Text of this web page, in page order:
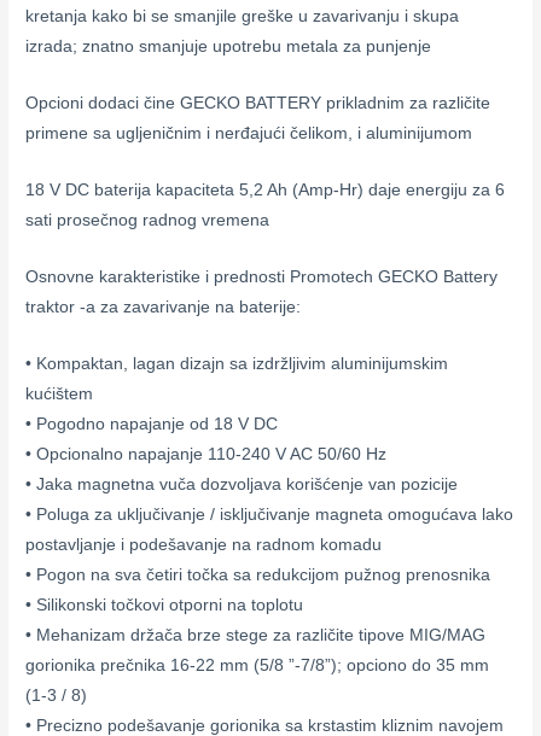
kretanja kako bi se smanjile greške u zavarivanju i skupa
izrada; znatno smanjuje upotrebu metala za punjenje
Opcioni dodaci čine GECKO BATTERY prikladnim za različite
primene sa ugljeničnim i nerđajući čelikom, i aluminijumom
18 V DC baterija kapaciteta 5,2 Ah (Amp-Hr) daje energiju za 6
sati prosečnog radnog vremena
Osnovne karakteristike i prednosti Promotech GECKO Battery
traktor -a za zavarivanje na baterije:
• Kompaktan, lagan dizajn sa izdržljivim aluminijumskim
kućištem
• Pogodno napajanje od 18 V DC
• Opcionalno napajanje 110-240 V AC 50/60 Hz
• Jaka magnetna vuča dozvoljava korišćenje van pozicije
• Poluga za uključivanje / isključivanje magneta omogućava lako
postavljanje i podešavanje na radnom komadu
• Pogon na sva četiri točka sa redukcijom pužnog prenosnika
• Silikonski točkovi otporni na toplotu
• Mehanizam držača brze stege za različite tipove MIG/MAG
gorionika prečnika 16-22 mm (5/8 ”-7/8”); opciono do 35 mm
(1-3 / 8)
• Precizno podešavanje gorionika sa krstastim kliznim navojem